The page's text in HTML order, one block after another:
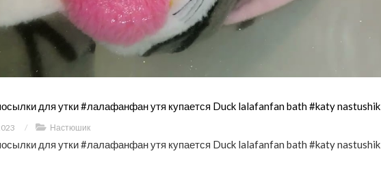
для утки #лалафанфан утя купается Duck lalafanfan bath #katy nastushik
/ Настюшик
для утки #лалафанфан утя купается Duck lalafanfan bath #katy nastushik